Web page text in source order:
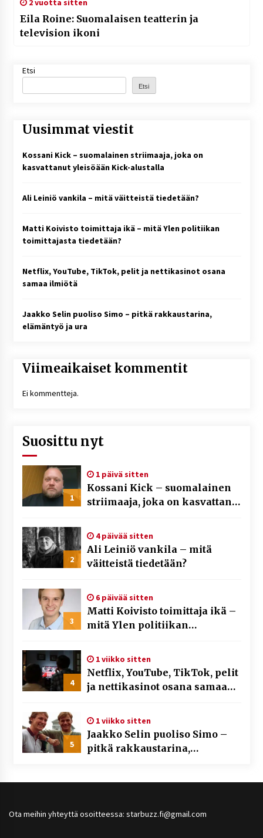
2 vuotta sitten
Eila Roine: Suomalaisen teatterin ja
television ikoni
Etsi
Etsi
Uusimmat viestit
Kossani Kick – suomalainen striimaaja, joka on
kasvattanut yleisöään Kick-alustalla
Ali Leiniö vankila – mitä väitteistä tiedetään?
Matti Koivisto toimittaja ikä – mitä Ylen politiikan
toimittajasta tiedetään?
Netflix, YouTube, TikTok, pelit ja nettikasinot osana
samaa ilmiötä
Jaakko Selin puoliso Simo – pitkä rakkaustarina,
elämäntyö ja ura
Viimeaikaiset kommentit
Ei kommentteja.
Suosittu nyt
1
1 päivä sitten
Kossani Kick – suomalainen
striimaaja, joka on kasvattanut
2
4 päivää sitten
Ali Leiniö vankila – mitä
väitteistä tiedetään?
3
6 päivää sitten
Matti Koivisto toimittaja ikä –
mitä Ylen politiikan
4
1 viikko sitten
Netflix, YouTube, TikTok, pelit
ja nettikasinot osana samaa
5
1 viikko sitten
Jaakko Selin puoliso Simo –
pitkä rakkaustarina,
Ota meihin yhteyttä osoitteessa: starbuzz.fi@gmail.com